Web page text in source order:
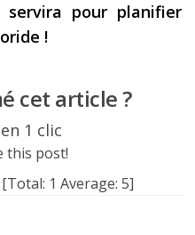
pour planifier
!
cet article ?
1 clic
this post!
[Total: 1 Average: 5]